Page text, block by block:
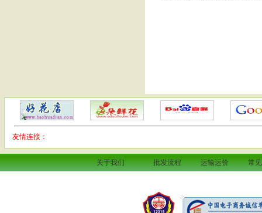
友情连接：
关于我们 批发流程 运输运价 常